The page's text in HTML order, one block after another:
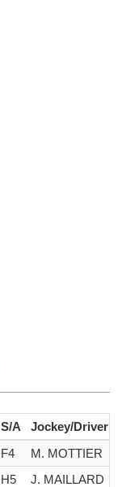
S/A
Jockey/Driver
F4
M. MOTTIER
H5
J. MAILLARD